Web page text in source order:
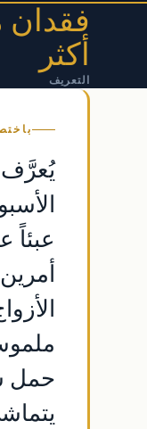
فقدان
أكثر
التعريف
يُعرَّف
عبئاً
حمل